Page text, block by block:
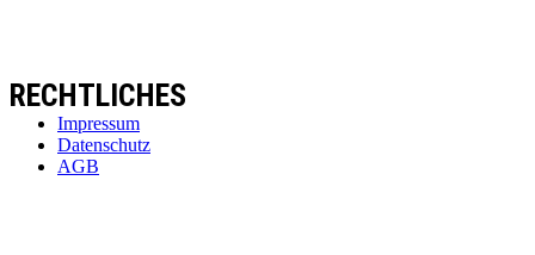
RECHTLICHES
Impressum
Datenschutz
AGB